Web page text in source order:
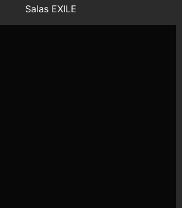
Salas EXILE